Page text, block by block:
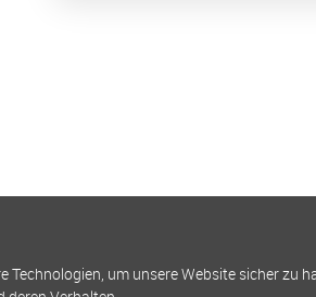
Technologien, um unsere Website sicher